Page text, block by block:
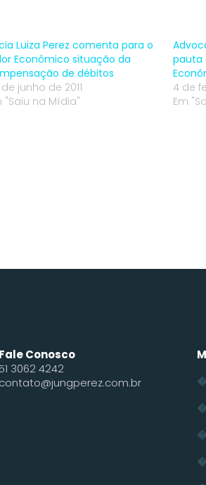
Luiza Perez comenta para o
Econômico situação da
de débitos
junho de 2011
"Saiu na Mídia"
pauta
4 de
Em
Fale Conosco
3062 4242
contato@jungperez.com.br